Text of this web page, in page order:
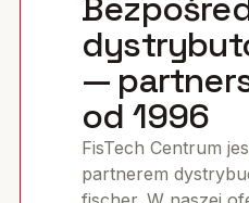
—
od 1996
FisTech Centrum
partnerem